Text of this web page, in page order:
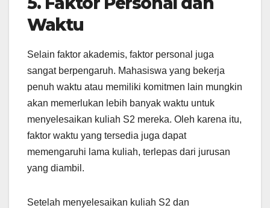
Waktu
Selain faktor akademis, faktor personal juga
sangat berpengaruh. Mahasiswa yang bekerja
penuh waktu atau memiliki komitmen lain mungkin
akan memerlukan lebih banyak waktu untuk
menyelesaikan kuliah S2 mereka. Oleh karena itu,
faktor waktu yang tersedia juga dapat
memengaruhi lama kuliah, terlepas dari jurusan
yang diambil.
Setelah menyelesaikan kuliah S2 dan